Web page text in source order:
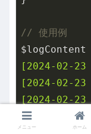
// 使用例
$logContent
[2024-02-
[2024-02-
[2024-02-23
[2024-02-
メニュー ホーム